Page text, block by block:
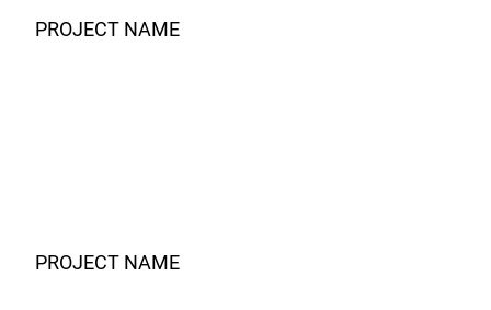
PROJECT NAME
PROJECT NAME